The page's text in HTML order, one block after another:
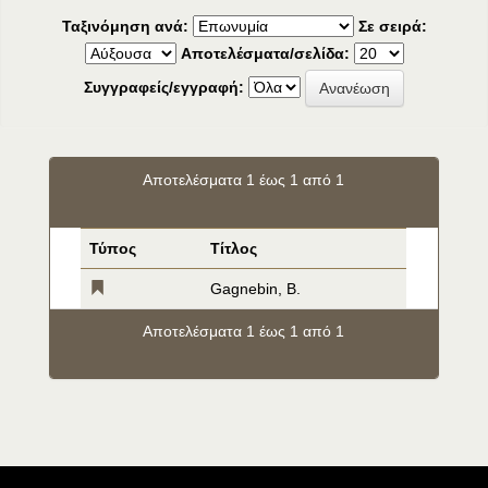
Ταξινόμηση ανά:
Σε σειρά:
Αποτελέσματα/σελίδα:
Συγγραφείς/εγγραφή:
Αποτελέσματα 1 έως 1 από 1
Τύπος Τίτλος
Gagnebin, B.
Αποτελέσματα 1 έως 1 από 1